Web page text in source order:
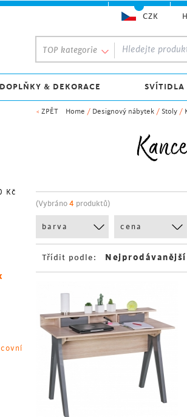
< ZPĚT Home / Designový nábytek / Stoly /
(Vybráno 4 produktů)
barva cena
Třídit podle:
Kč
TOP kategorie
DOPLŇKY & DEKORACE SVÍTIDLA
CZK